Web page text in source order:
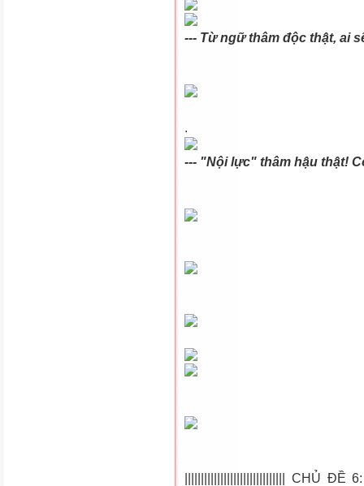
--- Từngữ thâm độc thật, ai
.
--- "Nội lực" thâm hậu thật!
||||||||||||||||||||||||||||||| CHỦ